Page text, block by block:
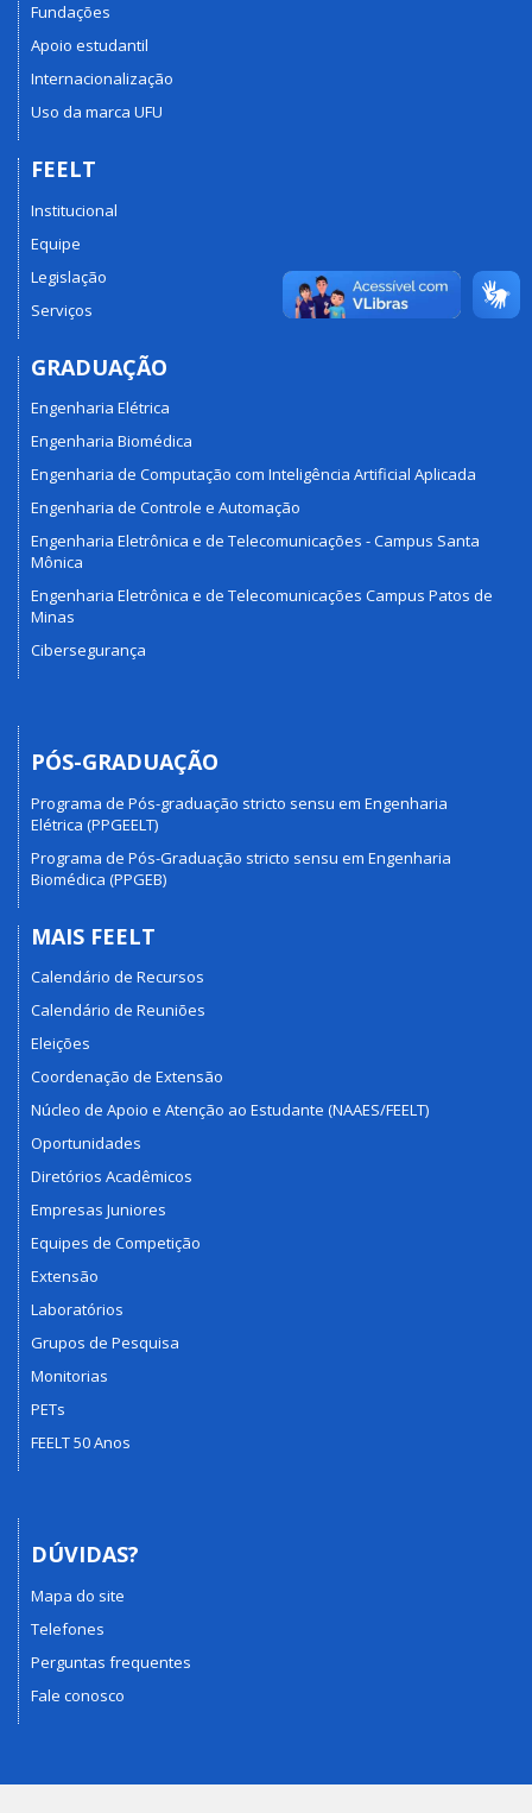
Fundações
Apoio estudantil
Internacionalização
Uso da marca UFU
FEELT
Institucional
Equipe
Legislação
Serviços
GRADUAÇÃO
Engenharia Elétrica
Engenharia Biomédica
Engenharia de Computação com Inteligência Artificial Aplicada
Engenharia de Controle e Automação
Engenharia Eletrônica e de Telecomunicações - Campus Santa
Mônica
Engenharia Eletrônica e de Telecomunicações Campus Patos de
Minas
Cibersegurança
PÓS-GRADUAÇÃO
Programa de Pós-graduação stricto sensu em Engenharia
Elétrica (PPGEELT)
Programa de Pós-Graduação stricto sensu em Engenharia
Biomédica (PPGEB)
MAIS FEELT
Calendário de Recursos
Calendário de Reuniões
Eleições
Coordenação de Extensão
Núcleo de Apoio e Atenção ao Estudante (NAAES/FEELT)
Oportunidades
Diretórios Acadêmicos
Empresas Juniores
Equipes de Competição
Extensão
Laboratórios
Grupos de Pesquisa
Monitorias
PETs
FEELT 50 Anos
DÚVIDAS?
Mapa do site
Telefones
Perguntas frequentes
Fale conosco